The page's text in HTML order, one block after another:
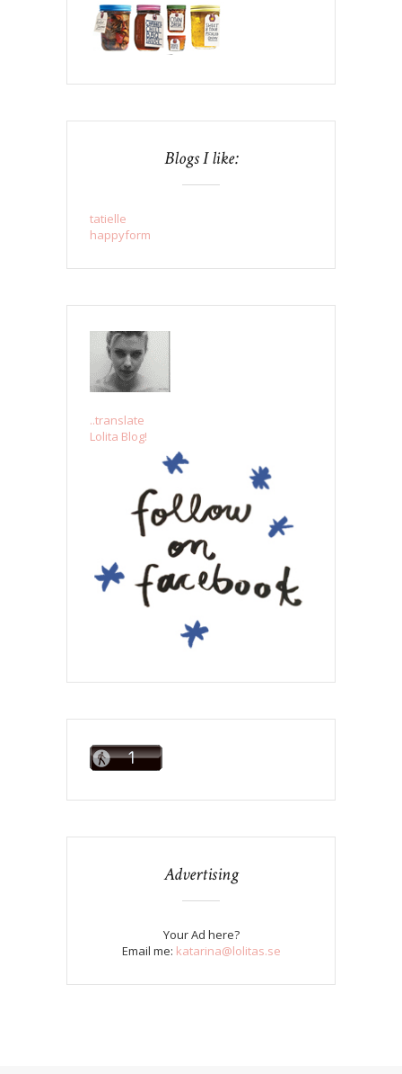
Blogs I like:
tatielle
happyform
..translate
Lolita Blog!
Advertising
Your Ad here?
Email me: katarina@lolitas.se